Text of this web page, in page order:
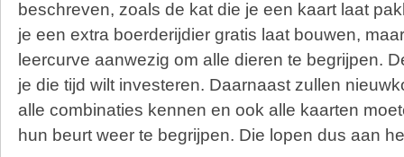
beschreven, zoals de kat die je een kaart laat
je een extra boerderijdier gratis laat bouwen,
leercurve aanwezig om alle dieren te begrijpen.
je die tijd wilt investeren. Daarnaast zullen
alle combinaties kennen en ook alle kaarten
hun beurt weer te begrijpen. Die lopen dus aan